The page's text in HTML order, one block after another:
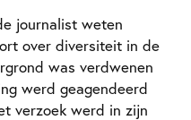
journalist weten
over diversiteit in de
was verdwenen
werd geagendeerd
verzoek werd in zijn